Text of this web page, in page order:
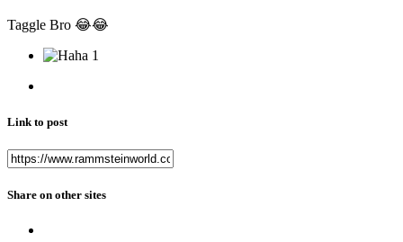
Taggle Bro 😂😂
1
Link to post
Share on other sites